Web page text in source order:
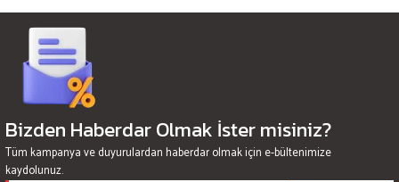
Bizden Haberdar Olmak İster misiniz?
Tüm kampanya ve duyurulardan haberdar olmak için e-bültenimize
kaydolunuz.